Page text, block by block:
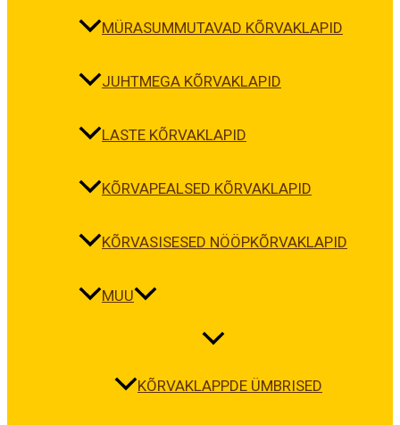
MÜRASUMMUTAVAD KÕRVAKLAPID
JUHTMEGA KÕRVAKLAPID
LASTE KÕRVAKLAPID
KÕRVAPEALSED KÕRVAKLAPID
KÕRVASISESED NÖÖPKÕRVAKLAPID
MUU
KÕRVAKLAPPDE ÜMBRISED